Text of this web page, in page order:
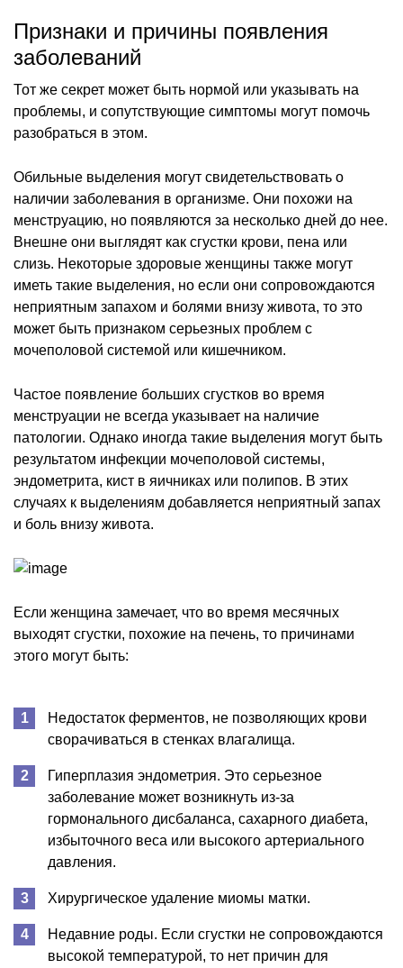
Признаки и причины появления
заболеваний
Тот же секрет может быть нормой или указывать на
проблемы, и сопутствующие симптомы могут помочь
разобраться в этом.
Обильные выделения могут свидетельствовать о
наличии заболевания в организме. Они похожи на
менструацию, но появляются за несколько дней до нее.
Внешне они выглядят как сгустки крови, пена или
слизь. Некоторые здоровые женщины также могут
иметь такие выделения, но если они сопровождаются
неприятным запахом и болями внизу живота, то это
может быть признаком серьезных проблем с
мочеполовой системой или кишечником.
Частое появление больших сгустков во время
менструации не всегда указывает на наличие
патологии. Однако иногда такие выделения могут быть
результатом инфекции мочеполовой системы,
эндометрита, кист в яичниках или полипов. В этих
случаях к выделениям добавляется неприятный запах
и боль внизу живота.
Если женщина замечает, что во время месячных
выходят сгустки, похожие на печень, то причинами
этого могут быть:
Недостаток ферментов, не позволяющих крови
сворачиваться в стенках влагалища.
Гиперплазия эндометрия. Это серьезное
заболевание может возникнуть из-за
гормонального дисбаланса, сахарного диабета,
избыточного веса или высокого артериального
давления.
Хирургическое удаление миомы матки.
Недавние роды. Если сгустки не сопровождаются
высокой температурой, то нет причин для